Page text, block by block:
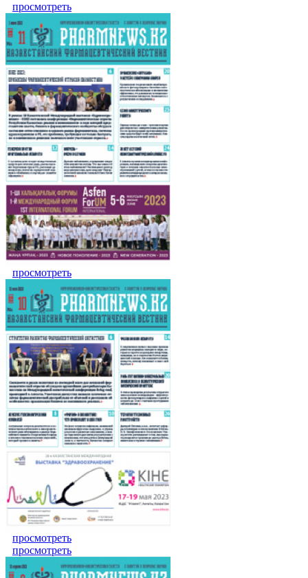
просмотреть
просмотреть
просмотреть
просмотреть